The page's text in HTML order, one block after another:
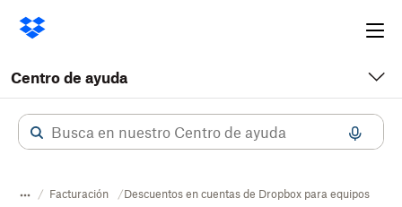
Centro de ayuda
Facturación Descuentos en cuentas de Dropbox para equipos